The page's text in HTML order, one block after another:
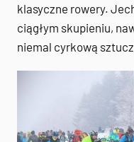
klasyczne rowery.
ciągłym skupieniu,
niemal cyrkową